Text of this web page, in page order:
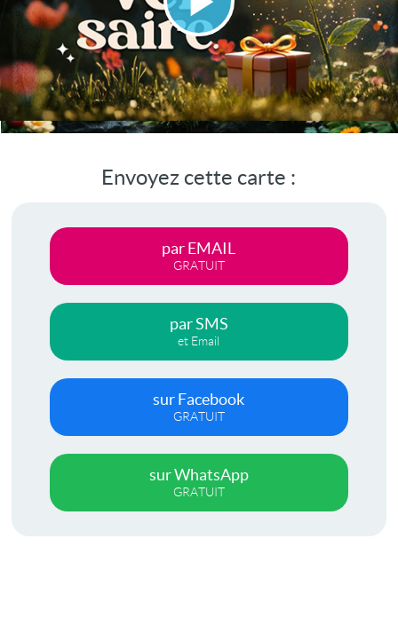
Lire
la
vidéo
Envoyez cette carte :
par EMAIL
GRATUIT
par SMS
et Email
sur Facebook
GRATUIT
sur WhatsApp
GRATUIT